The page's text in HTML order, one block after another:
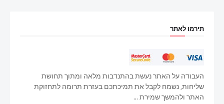
תירמו לאתר
העבודה על האתר נעשת בהתנדבות מלאה ומתוך תחושת
שליחות, נשמח לקבל את תמיכתכם בעזרת תרומה לתחזוקת
האתר ולהמשך שמירת ...